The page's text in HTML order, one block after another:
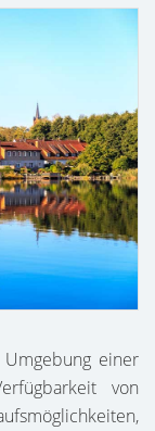
einer
von